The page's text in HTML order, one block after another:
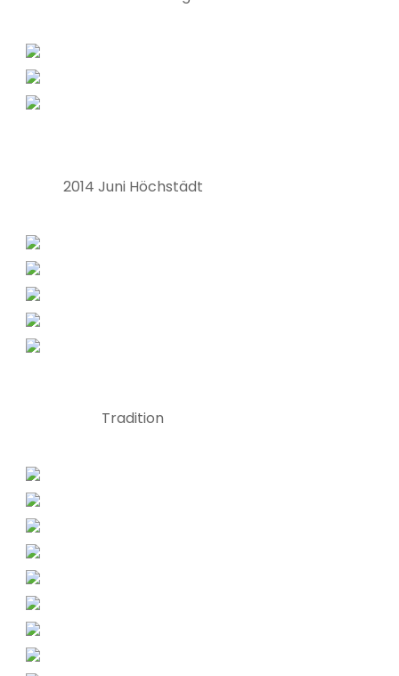
2014 Juni Höchstädt
Tradition